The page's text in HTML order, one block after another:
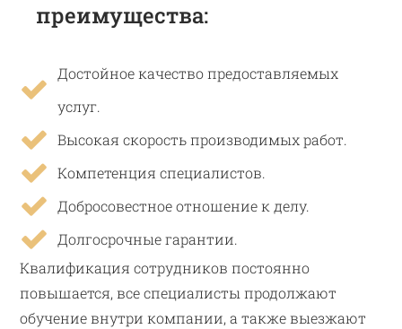
преимущества:
Достойное качество предоставляемых
услуг.
Высокая скорость производимых работ.
Компетенция специалистов.
Добросовестное отношение к делу.
Долгосрочные гарантии.
Квалификация сотрудников постоянно
повышается, все специалисты продолжают
обучение внутри компании, а также выезжают